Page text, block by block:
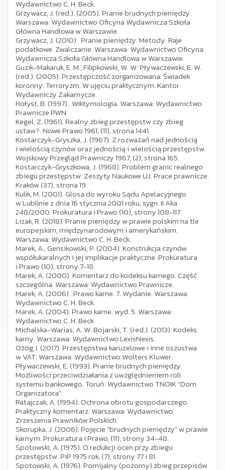
Wydawnictwo C. H. Beck.
Grzywacz, J. (red.). (2005). Pranie brudnych pieniędzy.
Warszawa: Wydawnictwo Oficyna Wydawnicza Szkoła
Główna Handlowa w Warszawie.
Grzywacz, J. (2010) . Pranie pieniędzy. Metody. Raje
podatkowe. Zwalczanie. Warszawa: Wydawnictwo Oficyna
Wydawnicza Szkoła Główna Handlowa w Warszawie.
Guzik-Makaruk, E. M., Filipkowski, W. W: Pływaczewski, E. W.
(red.). (2005). Przestępczość zorganizowana. Świadek
koronny. Terroryzm. W ujęciu praktycznym. Kantor
Wydawniczy Zakamycze.
Hołyst, B. (1997) . Wiktymologia. Warszawa: Wydawnictwo
Prawnicze PWN.
Kegel, Z. (1961). Realny zbieg przestępstw czy zbieg
ustaw?. Nowe Prawo 1961, (11), strona 1441.
Kostarczyk-Gryszka, J. (1967). Z rozważań nad jednością
i wielością czynów oraz jednością i wielością przestępstw.
Wojskowy Przegląd Prawniczy 1967, (2), strona 165.
Kostarczyk-Gryszkowa, J. (1968). Problem granic realnego
zbiegu przestępstw. Zeszyty Naukowe UJ. Prace prawnicze.
Kraków (37), strona 19.
Kulik, M. (2001). Glosa do wyroku Sądu Apelacyjnego
w Lublinie z dnia 16 stycznia 2001 roku, sygn. II Aka
248/2000. Prokuratura i Prawo (10), strony 108-117.
Lizak, R. (2018). Pranie pieniędzy w prawie polskim na tle
europejskim, międzynarodowym i amerykańskim.
Warszawa: Wydawnictwo C. H. Beck.
Marek, A., Gensikowski, P. (2004). Konstrukcja czynów
współukaralnych i jej implikacje praktyczne. Prokuratura
i Prawo (10), strony 7-18.
Marek, A. (2000). Komentarz do kodeksu karnego. Część
szczególna. Warszawa: Wydawnictwo Prawnicze.
Marek, A. (2006) . Prawo karne. 7. Wydanie. Warszawa:
Wydawnictwo C. H. Beck.
Marek, A. (2004). Prawo karne. wyd. 5. Warszawa:
Wydawnictwo C. H. Beck.
Michalska-Warias, A. W: Bojarski, T. (red.). (2013). Kodeks
karny. Warszawa: Wydawnictwo LexisNexis.
Ożóg, I. (2017). Przestępstwa karuzelowe i inne oszustwa
w VAT. Warszawa: Wydawnictwo Wolters Kluwer.
Pływaczewski, E. (1993). Pranie brudnych pieniędzy.
Możliwości przeciwdziałania z uwzględnieniem roli
systemu bankowego. Toruń: Wydawnictwo TNOIK "Dom
Organizatora".
Ratajczak, A. (1994). Ochrona obrotu gospodarczego.
Praktyczny komentarz. Warszawa: Wydawnictwo
Zrzeszenia Prawników Polskich.
Skorupka, J. (2006). Pojęcie "brudnych pieniędzy" w prawie
karnym. Prokuratura i Prawo, (11), strony 34-48.
Spotowski, A. (1975). O redukcji ocen przy zbiegu
przestępstw. PiP 1975 rok, (7), strony 77 i 81.
Spotowski, A. (1976). Pomijalny (pozorny) zbieg przepisów